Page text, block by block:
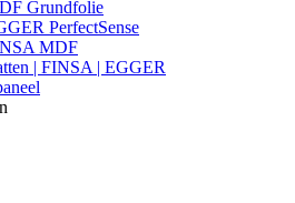
Grundfolie
PerfectSense
MDF
| FINSA | EGGER